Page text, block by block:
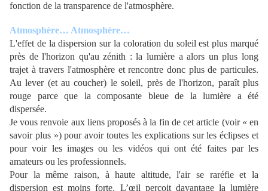
fonction de la transparence de l'atmosphère.
Atmosphère… Atmosphère…
L'effet de la dispersion sur la coloration du soleil est plus marqué
près de l'horizon qu'au zénith : la lumière a alors un plus long
trajet à travers l'atmosphère et rencontre donc plus de particules.
Au lever (et au coucher) le soleil, près de l'horizon, paraît plus
rouge parce que la composante bleue de la lumière a été
dispersée.
Je vous renvoie aux liens proposés à la fin de cet article (voir « en
savoir plus ») pour avoir toutes les explications sur les éclipses et
pour voir les images ou les vidéos qui ont été faites par les
amateurs ou les professionnels.
Pour la même raison, à haute altitude, l'air se raréfie et la
dispersion est moins forte. L’œil perçoit davantage la lumière